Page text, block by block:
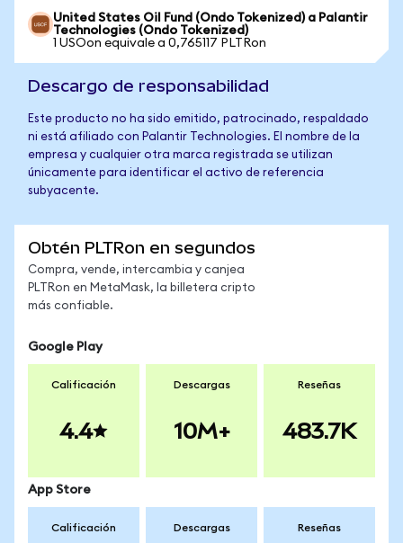
United States Oil Fund (Ondo Tokenized) a Palantir
Technologies (Ondo Tokenized)
1 USOon equivale a 0,765117 PLTRon
Descargo de responsabilidad
Este producto no ha sido emitido, patrocinado, respaldado
ni está afiliado con Palantir Technologies. El nombre de la
empresa y cualquier otra marca registrada se utilizan
únicamente para identificar el activo de referencia
subyacente.
Obtén PLTRon en segundos
Compra, vende, intercambia y canjea
PLTRon en MetaMask, la billetera cripto
más confiable.
Google Play
Calificación
4.4
Descargas
10M+
Reseñas
483.7K
App Store
Calificación Descargas Reseñas